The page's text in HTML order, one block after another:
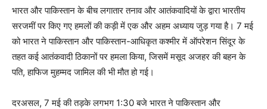
भारत और पाकिस्तान के बीच लगातार तनाव और आतंकवादियों के द्वारा भारतीय
सरजमीं पर किए गए हमलों की कड़ी में एक और अहम अध्याय जुड़ गया है। 7 मई
को भारत ने पाकिस्तान और पाकिस्तान-आधिकृत कश्मीर में ऑपरेशन सिंदूर के
तहत कई आतंकवादी ठिकानों पर हमला किया, जिसमें मसूद अजहर की बहन के
पति, हाफिज मुहम्मद जामिल की भी मौत हो गई।
दरअसल, 7 मई की तड़के लगभग 1:30 बजे भारत ने पाकिस्तान और